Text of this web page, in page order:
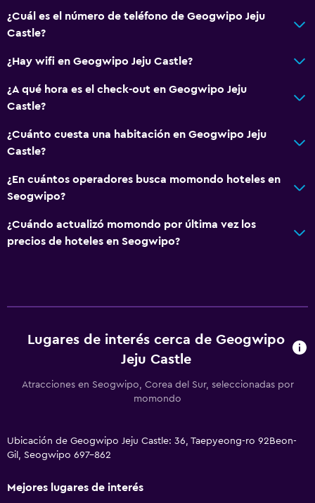
¿Cuál es el número de teléfono de Geogwipo Jeju
Castle?
¿Hay wifi en Geogwipo Jeju Castle?
¿A qué hora es el check-out en Geogwipo Jeju
Castle?
¿Cuánto cuesta una habitación en Geogwipo Jeju
Castle?
¿En cuántos operadores busca momondo hoteles en
Seogwipo?
¿Cuándo actualizó momondo por última vez los
precios de hoteles en Seogwipo?
Lugares de interés cerca de Geogwipo
Jeju Castle
Atracciones en Seogwipo, Corea del Sur, seleccionadas por
momondo
Ubicación de Geogwipo Jeju Castle: 36, Taepyeong-ro 92Beon-
Gil, Seogwipo 697-862
Mejores lugares de interés